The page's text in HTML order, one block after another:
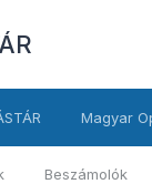
Beszámolók
Magyar